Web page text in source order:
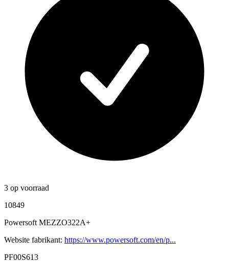
3 op voorraad
10849
Powersoft MEZZO322A+
Website fabrikant: https://www.powersoft.com/en/p...
PF00S613